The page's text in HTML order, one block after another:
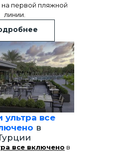
на первой пляжной
линии.
ультра все
в
все включено в